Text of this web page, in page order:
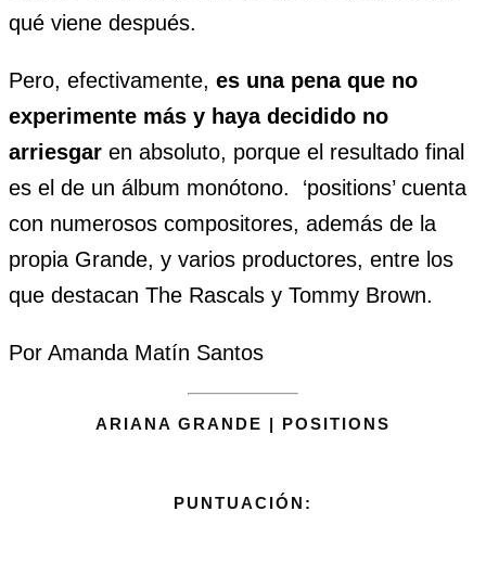
qué viene después.
Pero, efectivamente, es una pena que no
experimente más y haya decidido no
arriesgar en absoluto, porque el resultado final
es el de un álbum monótono. ‘positions’ cuenta
con numerosos compositores, además de la
propia Grande, y varios productores, entre los
que destacan The Rascals y Tommy Brown.
Por Amanda Matín Santos
ARIANA GRANDE | POSITIONS
PUNTUACIÓN: